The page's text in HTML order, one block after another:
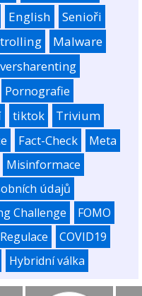
English
Senioři
Malware
Pornografie
tiktok
Trivium
Fact-Check
Meta
Misinformace
údajů
Challenge
FOMO
Regulace
COVID19
Hybridní válka